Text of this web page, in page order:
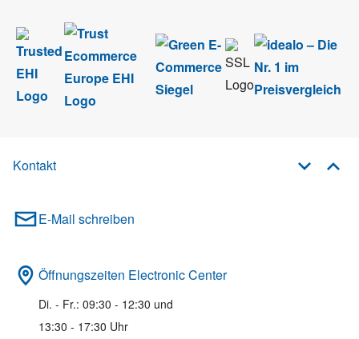
Kontakt
E-Mail schreiben
Öffnungszeiten Electronic Center
Di. - Fr.: 09:30 - 12:30 und
13:30 - 17:30 Uhr